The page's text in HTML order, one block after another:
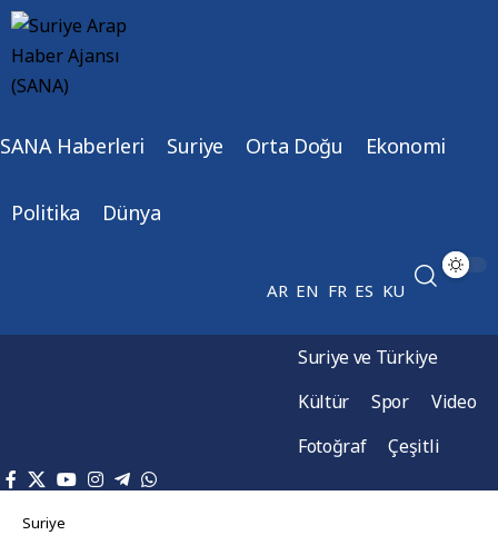
SANA Haberleri Suriye Orta Doğu Ekonomi
Politika Dünya
AR EN FR ES KU
Suriye ve Türkiye
Kültür
Spor
Video
Fotoğraf
Çeşitli
Suriye